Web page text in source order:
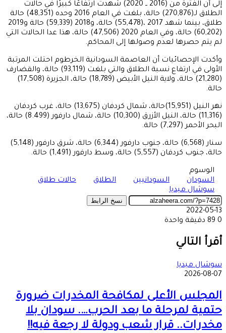
إلى أن الفترة من (2016 ــ 2020) شهدت ارتفاعًا كبيرًا في حالات
الطلاق لـ(270,876) حالة، بلغت في العام 2016 وحده (48,351) حالة
طلاق، بينما شهد 2017 ،(55,478) حالة، و2018 (59,339) حالة و2019
(60,202) حالة، وفي العام 2020 (47,506) حالة، هذا عدا الحالات التي
لم يتم حصرها لعدم وصولها إلى المحاكم.
وأكدت الإحصائيات أن العاصمة السودانية الخرطوم احتلت المرتبة
الأولى في ارتفاع نسبة الطلاق والتي بلغت (93,119) حالة، والقضارف
(21,280) حالة، ولاية النيل الأبيض (18,789) حالة، الجزيرة (17,508)
حالة.
نهر النيل (15,951)حالة، شمال كردفان (13,675) حالة، غرب كردفان
(11,316) حالة، النيل الأزرق (10,300) حالة، شمال دارفور (8.499) حالة،
البحر الأحمر (7,297) حالة.
سنار (6,568) حالة، جنوب دارفور (6,344) حالة، شرق دارفور (5,148)
حالة، جنوب كردفان (5,557) حالة، وسط دارفور (1,491) حالة.
الوسوم
السودان
السودانيين الطلاق
حالات طلاق
سوشال ميديا
نسخ الرابط
2022-05-13
0
دقيقة واحدة
عبر
البريد
أقرأ التالي
سوشال ميديا
2026-08-07
المجلس الأعلى لمكافحة المخدرات ضرورة
حتمية لمرحلة ما بعد الحرب…. سودان بلا
مخدرات.. قرار شعب ودولة لا رجعة فيه!!